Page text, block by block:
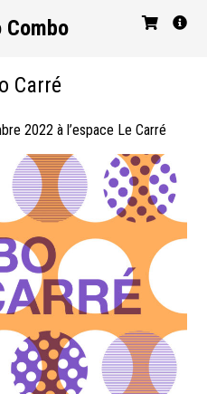
Combo
Carré
2022 à l’espace Le Carré